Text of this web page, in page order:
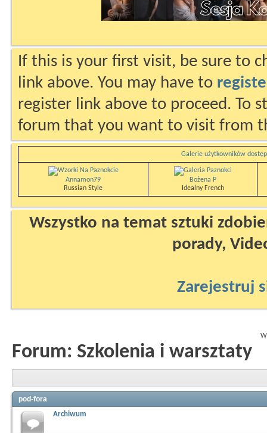
If this is your first visit, be sure to
link above. You may have to
register link above to proceed. To
forum that you want to visit from
Galerie użytkowników
Annamon79
Russian Style
Bożena P
Idealny French
Wszystko na temat sztuki
porady,
Zarejestruj
Forum: Szkolenia i warsztaty
pod-fora
Archiwum